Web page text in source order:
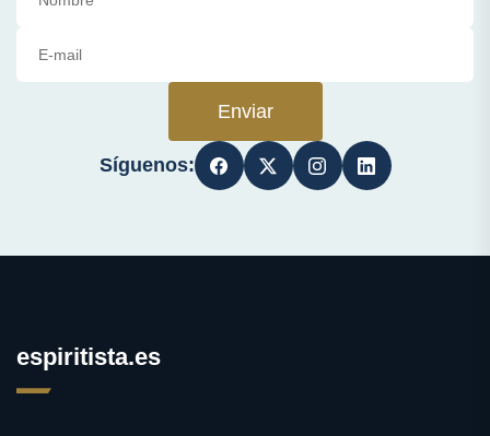
Enviar
Síguenos:
espiritista.es